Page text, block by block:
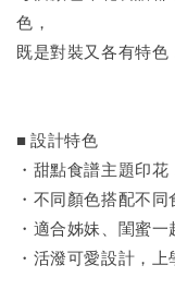
色，
既是對裝又各有特色
■ 設計特色
・甜點食譜主題印花
・不同顏色搭配不
・適合姊妹、閨蜜
・活潑可愛設計，